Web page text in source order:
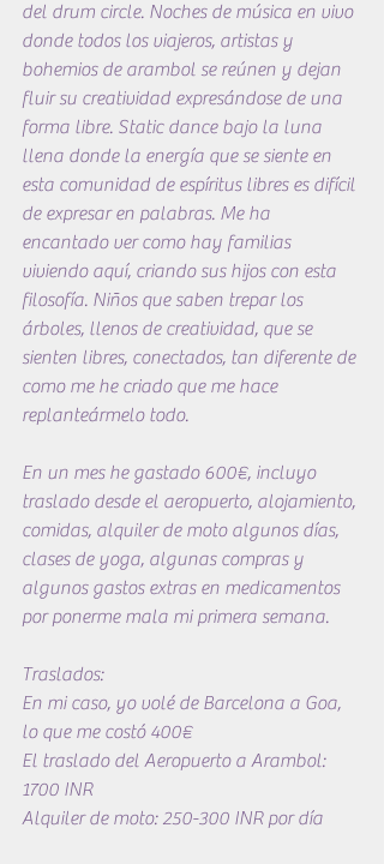
del drum circle. Noches de música en vivo
donde todos los viajeros, artistas y
bohemios de arambol se reúnen y dejan
fluir su creatividad expresándose de una
forma libre. Static dance bajo la luna
llena donde la energía que se siente en
esta comunidad de espíritus libres es difícil
de expresar en palabras. Me ha
encantado ver como hay familias
viviendo aquí, criando sus hijos con esta
filosofía. Niños que saben trepar los
árboles, llenos de creatividad, que se
sienten libres, conectados, tan diferente de
como me he criado que me hace
replanteármelo todo.
En un mes he gastado 600€, incluyo
traslado desde el aeropuerto, alojamiento,
comidas, alquiler de moto algunos días,
clases de yoga, algunas compras y
algunos gastos extras en medicamentos
por ponerme mala mi primera semana.
Traslados:
En mi caso, yo volé de Barcelona a Goa,
lo que me costó 400€
El traslado del Aeropuerto a Arambol:
1700 INR
Alquiler de moto: 250-300 INR por día